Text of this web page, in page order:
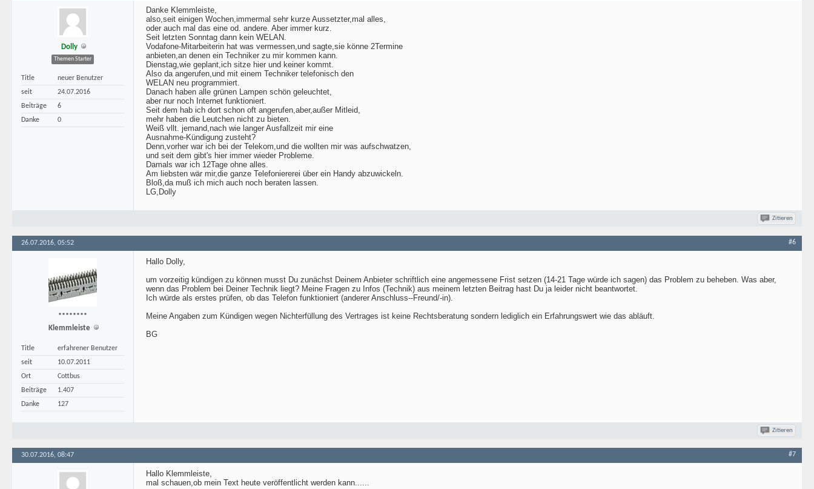
Dolly
Themen Starter
Title
neuer Benutzer
seit
24.07.2016
Beiträge
6
Danke
0
Danke Klemmleiste,
also,seit einigen Wochen,immermal sehr kurze Aussetzter,mal alles,
oder auch mal das eine od. andere. Aber immer kurz.
Seit letzten Sonntag dann kein WELAN.
Vodafone-Mitarbeiterin hat was vermessen,und sagte,sie könne 2Termine
anbieten,an denen ein Techniker zu mir kommen kann.
Dienstag,wie geplant,ich sitze hier und keiner kommt.
Also da angerufen,und mit einem Techniker telefonisch den
WELAN neu programmiert.
Danach haben alle grünen Lampen schön geleuchtet,
aber nur noch Internet funktioniert.
Seit dem hab ich dort schon oft angerufen,aber,außer Mitleid,
mehr haben die Leutchen nicht zu bieten.
Weiß vllt. jemand,nach wie langer Ausfallzeit mir eine
Ausnahme-Kündigung zusteht?
Denn,vorher war ich bei der Telekom,und die wollten mir was aufschwatzen,
und seit dem gibt's hier immer wieder Probleme.
Damals war ich 12Tage ohne alles.
Am liebsten wär mir,die ganze Telefoniererei über ein Handy abzuwickeln.
Bloß,da muß ich mich auch noch beraten lassen.
LG,Dolly
Zitieren
26.07.2016, 05:52 #6
********
Klemmleiste
Title
erfahrener Benutzer
seit
10.07.2011
Ort
Cottbus
Beiträge
1.407
Danke
127
Hallo Dolly,
um vorzeitig kündigen zu können musst Du zunächst Deinem Anbieter schriftlich eine angemessene Frist setzen (14-21 Tage würde ich sagen) das Problem zu beheben. Was aber,
wenn das Problem bei Deiner Technik liegt? Meine Fragen zu Infos (Technik) aus meinem letzten Beitrag hast Du ja leider nicht beantwortet.
Ich würde als erstes prüfen, ob das Telefon funktioniert (anderer Anschluss--Freund/-in).
Meine Angaben zum Kündigen wegen Nichterfüllung des Vertrages ist keine Rechtsberatung sondern lediglich ein Erfahrungswert wie das abläuft.
BG
Zitieren
30.07.2016, 08:47 #7
Hallo Klemmleiste,
mal schauen,ob mein Text heute veröffentlicht werden kann......